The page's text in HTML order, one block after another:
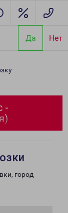
Да Нет
-
город